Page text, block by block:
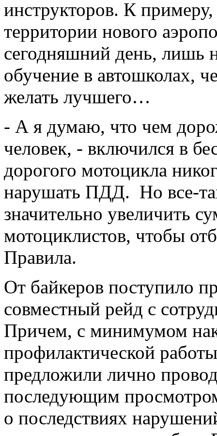
инструкторов. К
территории нового
сегодняшний день, лишь
обучение в автошколах,
желать лучшего…
- А я думаю, что чем
человек, - включился в
дорогого мотоцикла
нарушать ПДД. Но все-
значительно увеличить
мотоциклистов, чтобы
Правила.
От байкеров поступило
совместный рейд с
Причем, с минимумом
профилактической
предложили лично
последующим
о последствиях